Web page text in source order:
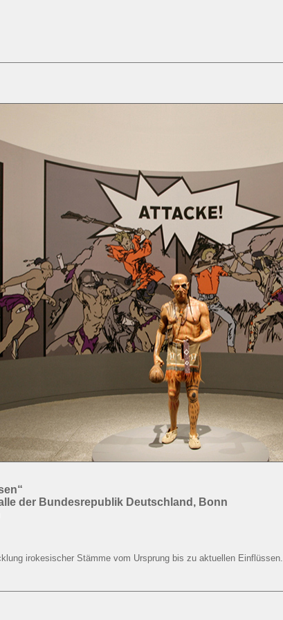
der Bundesrepublik Deutschland, Bonn
irokesischer Stämme vom Ursprung bis zu aktuellen Einflüssen.